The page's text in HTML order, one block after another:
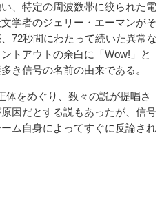
、特定の周波数帯に絞られた電
学者のジェリー・エーマンがそ
72秒間にわたって続いた異常な
トアウトの余白に「Wow!」と
き信号の名前の由来である。
をめぐり、数々の説が提唱さ
因だとする説もあったが、信号
ム自身によってすぐに反論され